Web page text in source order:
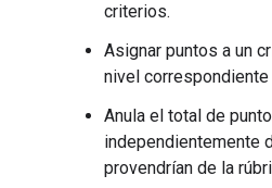
criterios.
Asignar puntos a un
nivel correspondiente
Anula el total de
independientemente
provendrían de la